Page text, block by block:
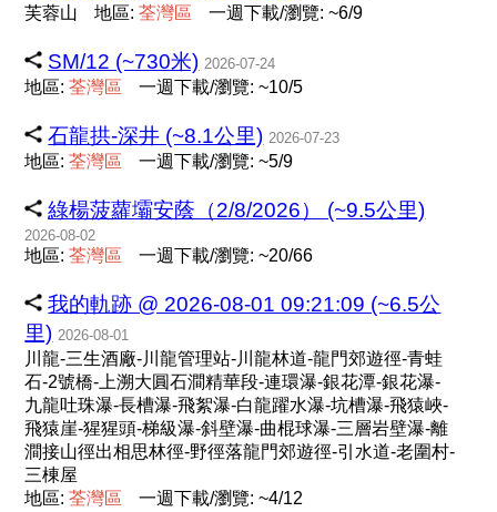
芙蓉山 地區:荃灣區 一週下載/瀏覽: ~6/9
SM/12 (~730米) 2026-07-24
地區:荃灣區 一週下載/瀏覽: ~10/5
石龍拱-深井 (~8.1公里) 2026-07-23
地區:荃灣區 一週下載/瀏覽: ~5/9
綠楊菠蘿壩安蔭（2/8/2026） (~9.5公里)
2026-08-02
地區:荃灣區 一週下載/瀏覽: ~20/66
我的軌跡 @ 2026-08-01 09:21:09 (~6.5公
里) 2026-08-01
川龍-三生酒廠-川龍管理站-川龍林道-龍門郊遊徑-青蛙
石-2號橋-上溯大圓石澗精華段-連環瀑-銀花潭-銀花瀑-
九龍吐珠瀑-長槽瀑-飛絮瀑-白龍躍水瀑-坑槽瀑-飛猿峽-
飛猿崖-猩猩頭-梯級瀑-斜壁瀑-曲棍球瀑-三層岩壁瀑-離
澗接山徑出相思林徑-野徑落龍門郊遊徑-引水道-老圍村-
三棟屋
地區:荃灣區 一週下載/瀏覽: ~4/12